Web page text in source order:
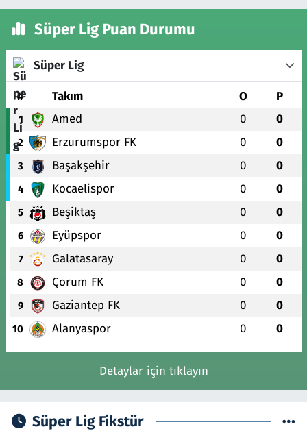
Süper Lig Puan Durumu
Süper Lig
# Takım O P
1 Amed 0 0
2 Erzurumspor FK 0 0
3 Başakşehir 0 0
4 Kocaelispor 0 0
5 Beşiktaş 0 0
6 Eyüpspor 0 0
7 Galatasaray 0 0
8 Çorum FK 0 0
9 Gaziantep FK 0 0
10 Alanyaspor 0 0
Detaylar için tıklayın
Süper Lig Fikstür